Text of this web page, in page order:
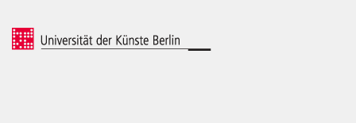
© 2026 Universität der Künste Berlin